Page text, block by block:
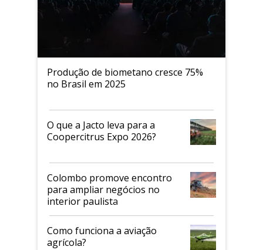
Produção de biometano cresce 75%
no Brasil em 2025
O que a Jacto leva para a
Coopercitrus Expo 2026?
Colombo promove encontro
para ampliar negócios no
interior paulista
Como funciona a aviação
agrícola?